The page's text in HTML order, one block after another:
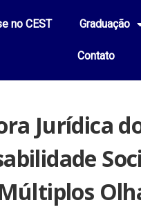
no CEST Graduação
Contato
Jurídica